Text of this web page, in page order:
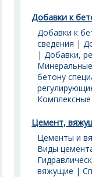
Добавки к
Добавки к
сведения |
|Добавки,
бетону
Цемент,
Цементы и
Виды
вяжущие |